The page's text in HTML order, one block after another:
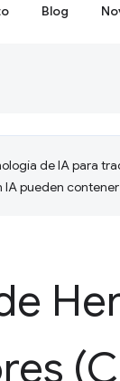
Blog
de IA para
pueden